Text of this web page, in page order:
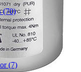
(70)
(7)